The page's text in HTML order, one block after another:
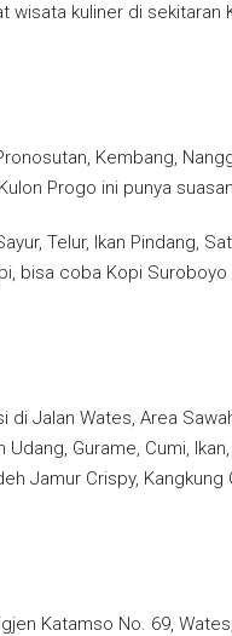
wisata kuliner di sekitaran
Kembang,
Progo ini punya
Telur, Ikan Pindang,
bisa coba Kopi
Jalan Wates, Area
Gurame, Cumi,
Jamur Crispy,
Katamso No. 69,